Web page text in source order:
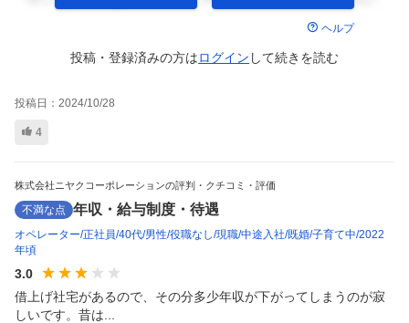
ヘルプ
投稿・登録済みの方はログイン して続きを読む
投稿日： 2024/10/28
4
株式会社ニヤクコーポレーションの評判・クチコミ・評価
不満な点 年収・給与制度・待遇
オペレーター 正社員 40代 男性 役職なし 現職 中途入社 既婚 子育て中 2022
年頃
3.0
借上げ社宅があるので、その分多少年収が下がってしまうのが寂
しいです。昔は...